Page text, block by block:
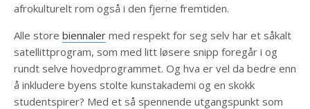
afrokulturelt rom også i den fjerne fremtiden.
Alle store biennaler med respekt for seg selv har et såkalt
satellittprogram, som med litt løsere snipp foregår i og
rundt selve hovedprogrammet. Og hva er vel da bedre enn
å inkludere byens stolte kunstakademi og en skokk
studentspirer? Med et så spennende utgangspunkt som